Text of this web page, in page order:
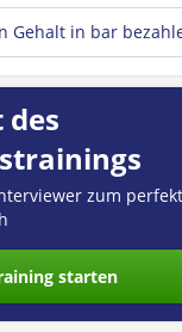
Gehalt in bar
zum
starten